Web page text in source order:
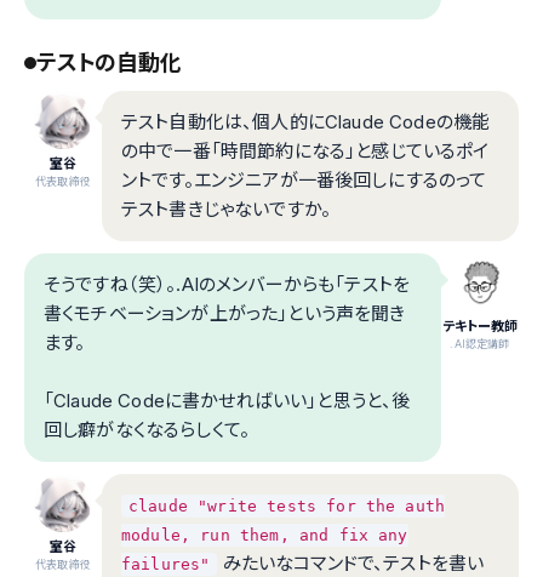
テストの自動化
室谷
代表取締役
テスト自動化は、個人的にClaude Codeの機能
の中で一番「時間節約になる」と感じているポイ
ントです。エンジニアが一番後回しにするのって
テスト書きじゃないですか。
テキトー教師
.AI認定講師
そうですね（笑）。.AIのメンバーからも「テストを
書くモチベーションが上がった」という声を聞き
ます。
「Claude Codeに書かせればいい」と思うと、後
回し癖がなくなるらしくて。
室谷
代表取締役
claude "write tests for the auth
module, run them, and fix any
failures"
みたいなコマンドで、テストを書い